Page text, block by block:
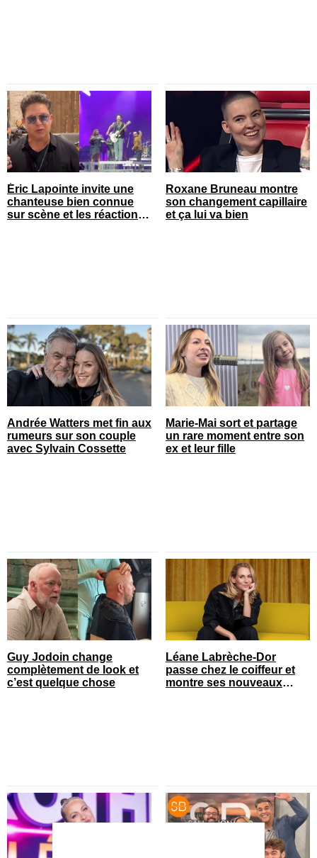
Éric Lapointe invite une
chanteuse bien connue
sur scène et les réactions
Roxane Bruneau montre
son changement capillaire
et ça lui va bien
Andrée Watters met fin aux
rumeurs sur son couple
avec Sylvain Cossette
Marie-Mai sort et partage
un rare moment entre son
ex et leur fille
Guy Jodoin change
complètement de look et
c’est quelque chose
Léane Labrèche-Dor
passe chez le coiffeur et
montre ses nouveaux